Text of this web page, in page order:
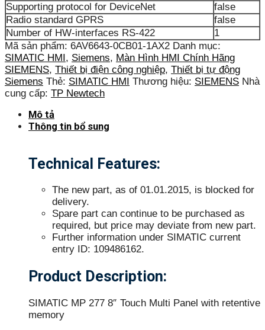
Supporting protocol for DeviceNet
false
Radio standard GPRS
false
Number of HW-interfaces RS-422
1
Mã sản phẩm: 6AV6643-0CB01-1AX2 Danh mục:
SIMATIC HMI, Siemens, Màn Hình HMI Chính Hãng
SIEMENS, Thiết bị điện công nghiệp, Thiết bị tự động
Siemens Thẻ: SIMATIC HMI Thương hiệu: SIEMENS Nhà
cung cấp: TP Newtech
Mô tả
Thông tin bổ sung
Technical Features:
The new part, as of 01.01.2015, is blocked for
delivery.
Spare part can continue to be purchased as
required, but price may deviate from new part.
Further information under SIMATIC current
entry ID: 109486162.
Product Description:
SIMATIC MP 277 8″ Touch Multi Panel with retentive
memory